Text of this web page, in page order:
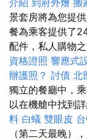
景套房將為您提
餐為乘客提供了
配件，私人購物
資格證照 響應式
辦護照？ 討債 北
獨立的餐廳中，
以在機艙中找到
料 白蟻 雙眼皮
（第二天最晚）